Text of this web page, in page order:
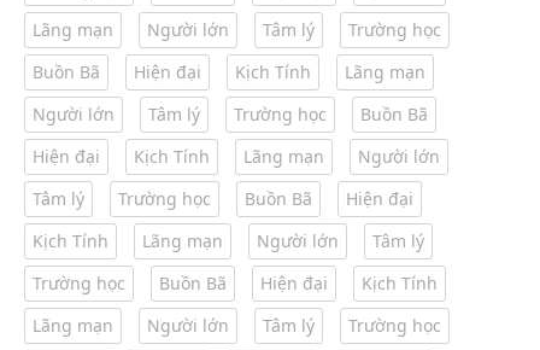
Lãng mạn
Người lớn Tâm lý
Trường học
Buồn Bã
Hiện đại Kịch Tính
Lãng mạn
Người lớn
Tâm lý Trường học
Buồn Bã
Hiện đại
Kịch Tính Lãng mạn
Người lớn
Tâm lý
Trường học Buồn Bã
Hiện đại
Kịch Tính
Lãng mạn Người lớn
Tâm lý
Trường học
Buồn Bã Hiện đại
Kịch Tính
Lãng mạn
Người lớn Tâm lý
Trường học